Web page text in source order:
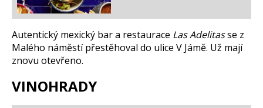
Autentický mexický bar a restaurace Las Adelitasse z
Malého náměstí přestěhoval do ulice V Jámě. Už mají
znovu otevřeno.
VINOHRADY